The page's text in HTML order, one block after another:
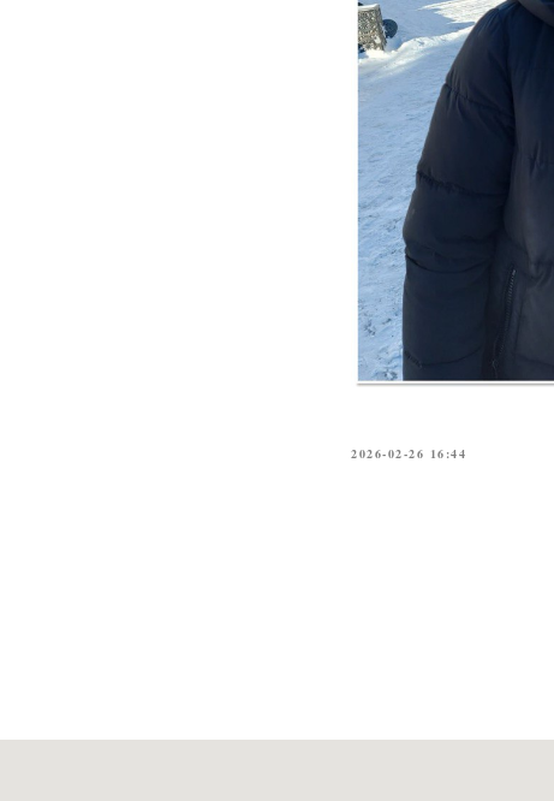
2026-02-26 16:44